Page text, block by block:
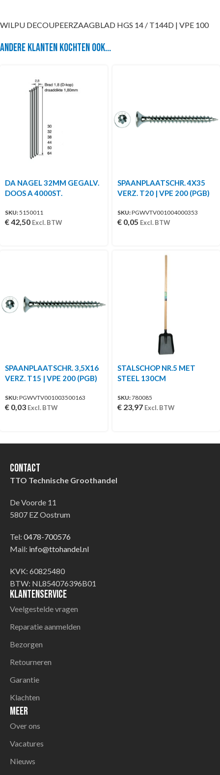
WILPU DECOUPEERZAAGBLAD HGS 14 / T144D | VPE 100
Andere klanten kochten ook...
DA NAGEL 32MM GEGALV.
DOOS A 4000ST.
SKU:5150011
€42,50 Excl. BTW
SPAANPLAATSCHR. 4X35
VERZ. T20 | VPE 200 (PGB)
SKU:PGWVTV001004000353
€ 0,05 Excl. BTW
SPAANPLAATSCHR. 3,5X16
VERZ. T15 | VPE 200 (PGB)
SKU:PGWVTV001003500163
€ 0,03 Excl. BTW
STALSCHOP NR.5 MET
STEEL 130CM
SKU:780085
€ 23,97 Excl. BTW
Contact
TTO Technische Groothandel
De Voorde 11
5807 EZ Oostrum
Tel: 0478-700576
Mail: info@ttohandel.nl
KVK: 60825480
BTW: NL854076396B01
Klantenservice
Veelgestelde vragen
Reparatie aanmelden
Bezorgen
Retourneren
Garantie
Klachten
Meer
Over ons
Vacatures
Nieuws